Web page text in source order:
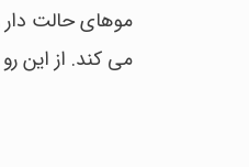
موهای حالت دار
می کند. از این